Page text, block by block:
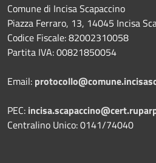
Comune di Incisa Scapaccino
Piazza Ferraro, 13, 14045 Incisa
Codice Fiscale: 82002310058
Partita IVA: 00821850054
Email:
PEC:
Centralino Unico: 0141/74040